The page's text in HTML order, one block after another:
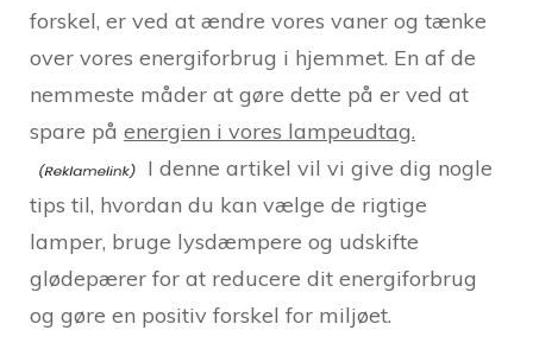
forskel, er ved at ændre vores vaner og tænke
over vores energiforbrug i hjemmet. En af de
nemmeste måder at gøre dette på er ved at
spare på energien i vores lampeudtag.
I denne artikel vil vi give dig nogle
tips til, hvordan du kan vælge de rigtige
lamper, bruge lysdæmpere og udskifte
glødepærer for at reducere dit energiforbrug
og gøre en positiv forskel for miljøet.